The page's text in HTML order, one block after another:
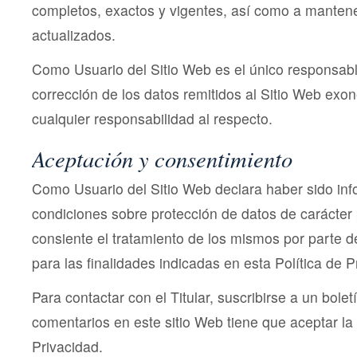
completos, exactos y vigentes, así como a
actualizados.
Como Usuario del Sitio Web es el único
corrección de los datos remitidos al Sitio Web
cualquier responsabilidad al respecto.
Aceptación y consentimiento
Como Usuario del Sitio Web declara haber sido
condiciones sobre protección de datos de
consiente el tratamiento de los mismos por parte
para las finalidades indicadas en esta Política de
Para contactar con el Titular, suscribirse a un
comentarios en este sitio Web tiene que aceptar
Privacidad.